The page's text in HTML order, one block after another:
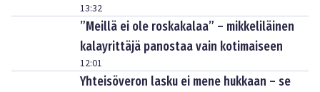
13:32
”Meillä ei ole roskakalaa” – mikkeliläinen
kalayrittäjä panostaa vain kotimaiseen
12:01
Yhteisöveron lasku ei mene hukkaan – se